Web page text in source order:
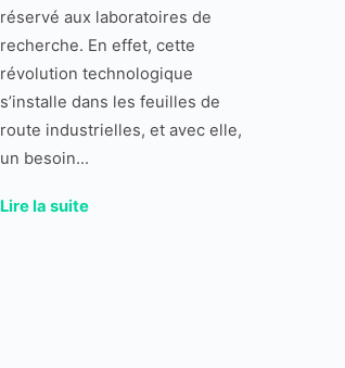
réservé aux laboratoires de
recherche. En effet, cette
révolution technologique
s’installe dans les feuilles de
route industrielles, et avec elle,
un besoin...
Lire la suite